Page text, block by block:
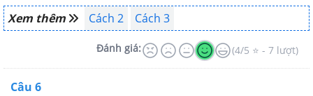
Xem thêm
Cách 2 Cách 3
Đánh giá: (4/5 ⭐ - 7 lượt)
Câu 6